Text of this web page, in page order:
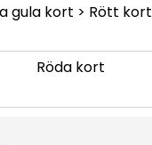
gula kort > Rött kort
Röda kort